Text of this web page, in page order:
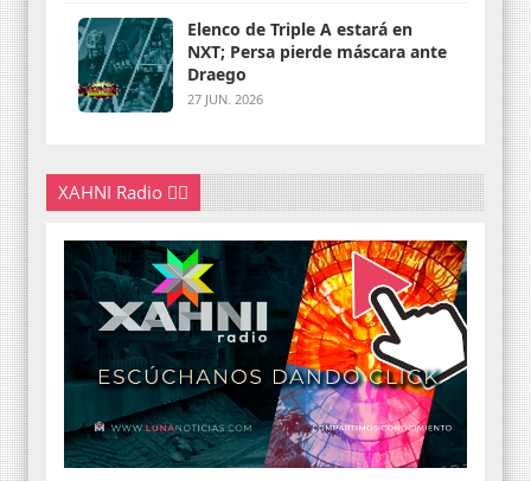
Elenco de Triple A estará en
NXT; Persa pierde máscara ante
Draego
27 JUN. 2026
XAHNI Radio 👇🏽